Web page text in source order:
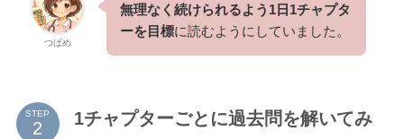
つばめ
無理なく続けられるよう1日1チャプタ
ーを目標に読むようにしていました。
STEP
1チャプターごとに過去問を解いてみ